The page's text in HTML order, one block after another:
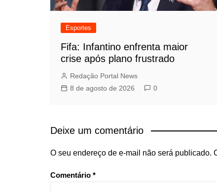
Esportes
Fifa: Infantino enfrenta maior
crise após plano frustrado
Redação Portal News
8 de agosto de 2026
0
Deixe um comentário
O seu endereço de e-mail não será publicado.
Comentário *